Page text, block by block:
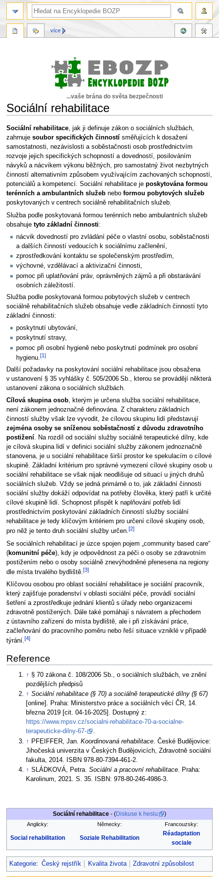
...vaše brána do světa bezpečnosti
Sociální rehabilitace
Skočit
na
navigaci
Skočit
na
vyhledávání
Sociální rehabilitace, jak ji definuje zákon o sociálních službách,
zahrnuje soubor specifických činností směřujících k dosažení
samostatnosti, nezávislosti a soběstačnosti osob prostřednictvím
rozvoje jejich specifických schopností a dovedností, posilováním
návyků a nácvikem výkonu běžných, pro samostatný život nezbytných
činností alternativním způsobem využívajícím zachovaných schopností,
potenciálů a kompetencí. Sociální rehabilitace je poskytována formou
terénních a ambulantních služebnebo formou pobytových služeb
poskytovaných v centrech sociálně rehabilitačních služeb.
Služba podle poskytovaná formou terénních nebo ambulantních služeb
obsahuje tyto základní činnosti:
nácvik dovedností pro zvládání péče o vlastní osobu, soběstačnosti
a dalších činností vedoucích k sociálnímu začlenění,
zprostředkování kontaktu se společenským prostředím,
výchovné, vzdělávací a aktivizační činnosti,
pomoc při uplatňování práv, oprávněných zájmů a při obstarávání
osobních záležitostí.
Služba podle poskytovaná formou pobytových služeb v centrech
sociálně rehabilitačních služeb obsahuje vedle základních činností tyto
základní činnosti:
poskytnutí ubytování,
poskytnutí stravy,
pomoc při osobní hygieně nebo poskytnutí podmínek pro osobní
hygienu.[1]
Další požadavky na poskytování sociální rehabilitace jsou obsažena
v ustanovení § 35 vyhlášky č. 505/2006 Sb., kterou se provádějí některá
ustanovení zákona o sociálních službách.
Cílová skupina osob, kterým je určena služba sociální rehabilitace,
není zákonem jednoznačně definována. Z charakteru základních
činností služby však lze vyvodit, že cílovou skupinu lidí představují
zejména osoby se sníženou soběstačností z důvodu zdravotního
postižení. Na rozdíl od sociální služby sociálně terapeutické dílny, kde
je cílová skupina lidí v definici sociální služby zákonem jednoznačně
stanovena, je u sociální rehabilitace širší prostor ke spekulacím o cílové
skupině. Základní kritérium pro správné vymezení cílové skupiny osob u
sociální rehabilitace se však nijak neodlišuje od situací u jiných druhů
sociálních služeb. Vždy se jedná primárně o to, jak základní činnosti
sociální služby dokáží odpovídat na potřeby člověka, který patří k určité
cílové skupině lidí. Schopnost přispět k naplňování potřeb lidí
prostřednictvím poskytování základních činností služby sociální
rehabilitace je tedy klíčovým kritériem pro určení cílové skupiny osob,
pro něž je tento druh sociální služby určen.[2]
Se sociálních rehabilitací je úzce spojen pojem „community based care“
(komunitní péče), kdy je odpovědnost za péči o osoby se zdravotním
postižením nebo o osoby sociálně znevýhodněné přenesena na regiony
dle místa trvalého bydliště.[3]
Klíčovou osobou pro oblast sociální rehabilitace je sociální pracovník,
který zajišťuje poradenství v oblasti sociální péče, provádí sociální
šetření a zprostředkuje jednání klientů s úřady nebo organizacemi
zdravotně postižených. Dále také pomáhají s návratem a přechodem
z ústavního zařízení do místa bydliště, ale i při získávání práce,
začleňování do pracovního poměru nebo řeší situace vzniklé v případě
týrání.[4]
Reference
↑ § 70 zákona č. 108/2006 Sb., o sociálních službách, ve znění
pozdějších předpisů
↑ Sociální rehabilitace (§ 70) a sociálně terapeutické dílny (§ 67)
[online]. Praha: Ministerstvo práce a sociálních věcí ČR, 14.
března 2019 [cit. 04-16-2025]. Dostupný z:
https://www.mpsv.cz/socialni-rehabilitace-70-a-socialne-
terapeuticke-dilny-67-
.
↑ PFEIFFER, Jan.Koordinovaná rehabilitace . České Budějovice:
Jihočeská univerzita v Českých Budějovicích, Zdravotně sociální
fakulta, 2014. ISBN 978-80-7394-461-2.
↑ SLÁDKOVÁ, Petra.Sociální a pracovní rehabilitace. Praha:
Karolinum, 2021. S. 35. ISBN: 978-80-246-4986-3.
Sociální rehabilitace - (Diskuse k heslu )
Anglicky: Německy: Francouzsky:
Social rehabilitation Soziale Rehabilitation
Réadaptation
sociale
Kategorie: Český rejstřík Kvalita života Zdravotní způsobilost
více